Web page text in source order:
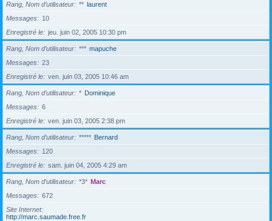
Rang, Nom d’utilisateur ** laurent
Messages
10
Enregistré le
jeu. juin 02, 2005 10:30 pm
Rang, Nom d’utilisateur *** mapuche
Messages
23
Enregistré le
ven. juin 03, 2005 10:46 am
Rang, Nom d’utilisateur * Dominique
Messages
6
Enregistré le
ven. juin 03, 2005 2:38 pm
Rang, Nom d’utilisateur ***** Bernard
Messages
120
Enregistré le
sam. juin 04, 2005 4:29 am
Rang, Nom d’utilisateur *3* Marc
Messages
672
Site Internet
http://marc.saumade.free.fr